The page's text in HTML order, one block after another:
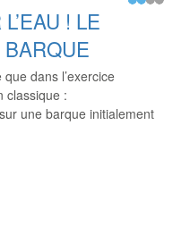
! LE
dans l’exercice
classique :
une barque initialement